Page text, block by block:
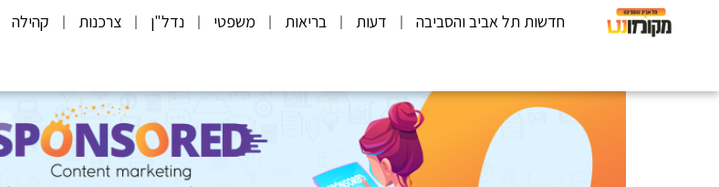
חדשות תל אביב והסביבה דעות בריאות משפטי נדל"ן צרכנות קהילה